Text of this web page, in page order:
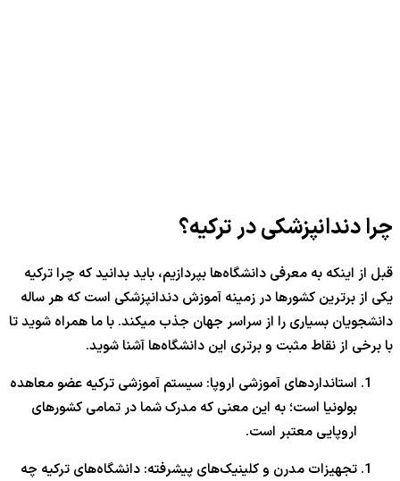
چرا دندانپزشکی در ترکیه؟
قبل از اینکه به معرفی دانشگاه‌ها بپردازیم، باید بدانید که چرا ترکیه
یکی از برترین کشورها در زمینه آموزش دندانپزشکی است که هر ساله
دانشجویان بسیاری را از سراسر جهان جذب میکند. با ما همراه شوید تا
با برخی از نقاط مثبت و برتری این دانشگاه‌ها آشنا شوید.
استانداردهای آموزشی اروپا: سیستم آموزشی ترکیه عضو معاهده
بولونیا است؛ به این معنی که مدرک شما در تمامی کشورهای
اروپایی معتبر است.
تجهیزات مدرن و کلینیک‌های پیشرفته: دانشگاه‌های ترکیه چه